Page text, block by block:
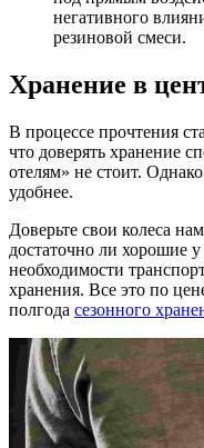
негативного
резиновой смеси.
Хранение в
В процессе прочтения
что доверять хранение
отелям» не стоит.
удобнее.
Доверьте свои колеса
достаточно ли хорошие у
необходимости
хранения. Все это по
полгода сезонного